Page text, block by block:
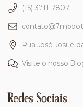
(16) 3711-7807
Rua José Josué
Visite o nosso
Redes Sociais